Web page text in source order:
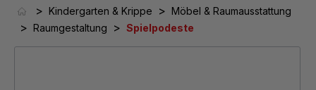
> Kindergarten & Krippe > Möbel & Raumausstattung
> Raumgestaltung > Spielpodeste